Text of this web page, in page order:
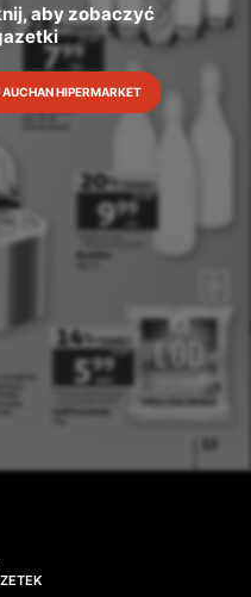
aby zobaczyć
HIPERMARKET